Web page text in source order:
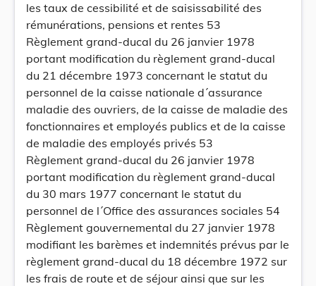
les taux de cessibilité et de saisissabilité des
rémunérations, pensions et rentes 53
Règlement grand-ducal du 26 janvier 1978
portant modification du règlement grand-ducal
du 21 décembre 1973 concernant le statut du
personnel de la caisse nationale d´assurance
maladie des ouvriers, de la caisse de maladie des
fonctionnaires et employés publics et de la caisse
de maladie des employés privés 53
Règlement grand-ducal du 26 janvier 1978
portant modification du règlement grand-ducal
du 30 mars 1977 concernant le statut du
personnel de l´Office des assurances sociales 54
Règlement gouvernemental du 27 janvier 1978
modifiant les barèmes et indemnités prévus par le
règlement grand-ducal du 18 décembre 1972 sur
les frais de route et de séjour ainsi que sur les